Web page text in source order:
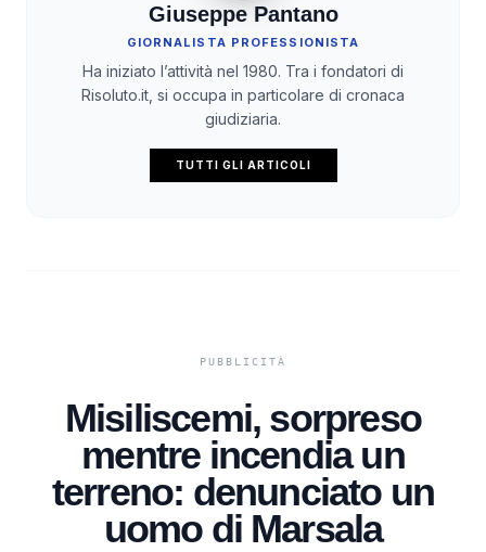
Giuseppe Pantano
GIORNALISTA PROFESSIONISTA
Ha iniziato l’attività nel 1980. Tra i fondatori di
Risoluto.it, si occupa in particolare di cronaca
giudiziaria.
TUTTI GLI ARTICOLI
Misiliscemi, sorpreso
mentre incendia un
terreno: denunciato un
uomo di Marsala